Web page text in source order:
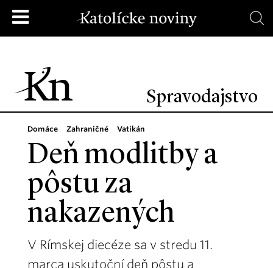
Spravodajstvo
Domáce Zahraničné Vatikán
Deň modlitby a
pôstu za
nakazených
V Rímskej diecéze sa v stredu 11.
marca uskutoční deň pôstu a